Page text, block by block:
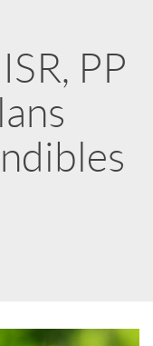
PP